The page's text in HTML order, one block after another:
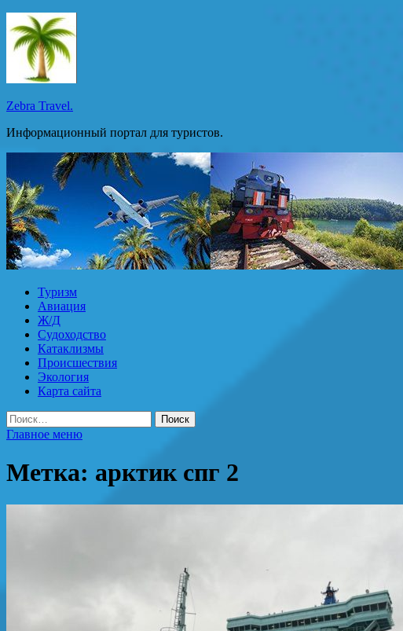
Перейти
к
содержимому
Zebra Travel.
Информационный портал для туристов.
Туризм
Авиация
Ж/Д
Судоходство
Катаклизмы
Происшествия
Экология
Карта сайта
Найти:
Главное меню
Метка: арктик спг 2